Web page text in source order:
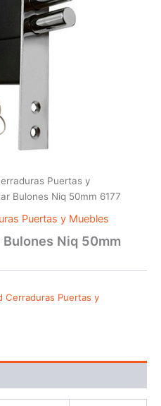
Puertas y
Bulones Niq 50mm 6177
Puertas y Muebles
Niq 50mm
Cerraduras Puertas y